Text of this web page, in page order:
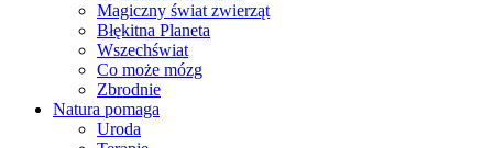
Magiczny świat zwierząt
Błękitna Planeta
Wszechświat
Co może mózg
Zbrodnie
Natura pomaga
Uroda